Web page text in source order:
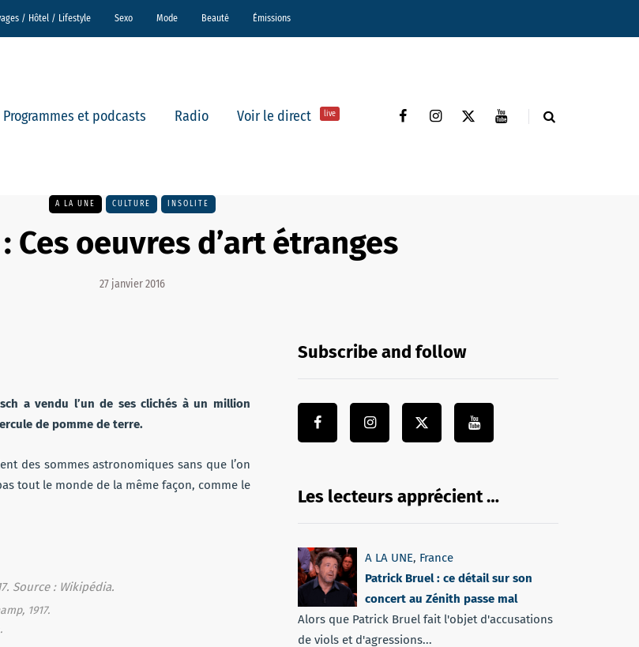
/ Hôtel / Lifestyle Sexo Mode Beauté Émissions
Programmes et podcasts Radio Voir le direct live
A LA UNE CULTURE INSOLITE
: Ces oeuvres d’art étranges
27 janvier 2016
a vendu l’un de ses clichés à un million
de pomme de terre.
des sommes astronomiques sans que l’on
tout le monde de la même façon, comme le
1917.
Subscribe and follow
Les lecteurs apprécient …
A LA UNE, France
Patrick Bruel : ce détail sur son
concert au Zénith passe mal
Alors que Patrick Bruel fait l'objet d'accusations
de viols et d'agressions...